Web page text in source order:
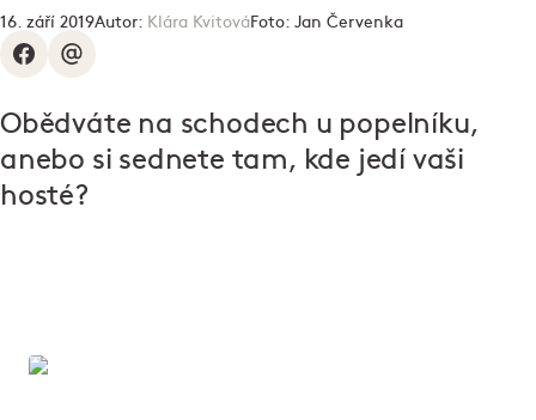
16. září 2019Autor: Klára KvitováFoto: Jan Červenka
Obědváte na schodech u popelníku,
anebo si sednete tam, kde jedí vaši
hosté?